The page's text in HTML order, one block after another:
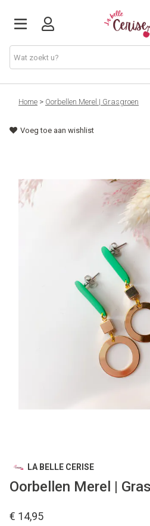
Just arrived
Juwelen & Accessoires
Lifestyle & Gifts
Home > Oorbellen Merel | Grasgroen
Voeg toe aan wishlist
LA BELLE CERISE
Oorbellen Merel |
€ 14,95